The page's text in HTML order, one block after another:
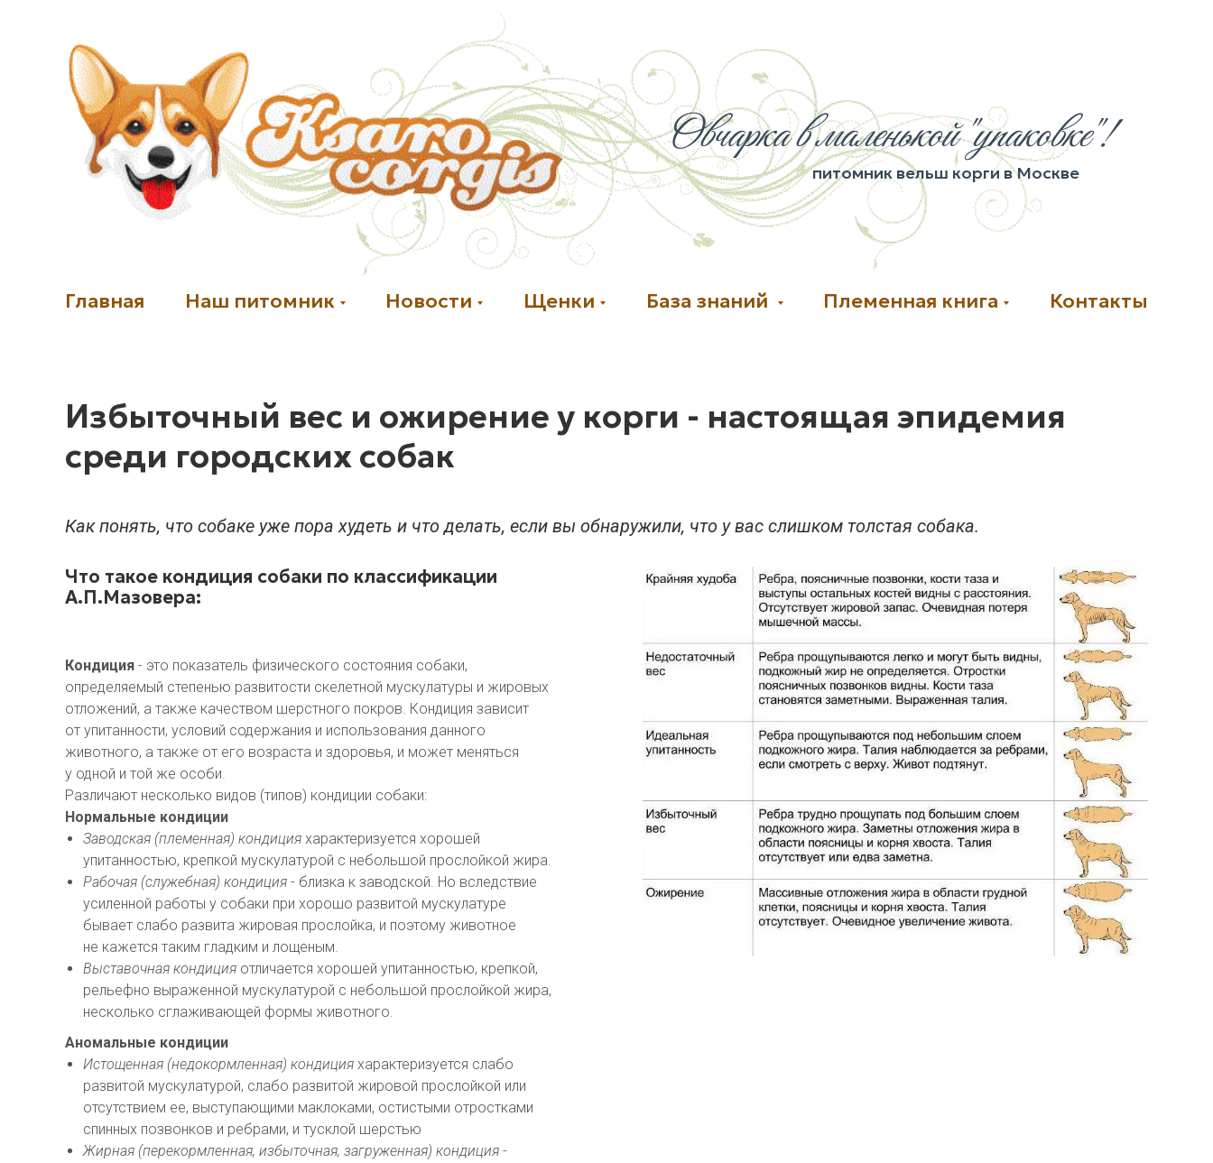
Овчарка в маленькой "упаковке"!
питомник вельш корги в Москве
Главная Наш питомник Новости Щенки База знаний Племенная книга Контакты
Избыточный вес и ожирение у корги - настоящая эпидемия
среди городских собак
Как понять, что собаке уже пора худеть и что делать, если вы обнаружили, что у вас слишком толстая собака.
Что такое кондиция собаки по классификации
А.П.Мазовера:
Кондиция - это показатель физического состояния собаки,
определяемый степенью развитости скелетной мускулатуры и жировых
отложений, а также качеством шерстного покров. Кондиция зависит
от упитанности, условий содержания и использования данного
животного, а также от его возраста и здоровья, и может меняться
у одной и той же особи.
Различают несколько видов (типов) кондиции собаки:
Нормальные кондиции
Заводская (племенная) кондиция характеризуется хорошей
упитанностью, крепкой мускулатурой с небольшой прослойкой жира.
Рабочая (служебная) кондиция - близка к заводской. Но вследствие
усиленной работы у собаки при хорошо развитой мускулатуре
бывает слабо развита жировая прослойка, и поэтому животное
не кажется таким гладким и лощеным.
Выставочная кондиция отличается хорошей упитанностью, крепкой,
рельефно выраженной мускулатурой с небольшой прослойкой жира,
несколько сглаживающей формы животного.
Аномальные кондиции
Истощенная (недокормленная) кондиция характеризуется слабо
развитой мускулатурой, слабо развитой жировой прослойкой или
отсутствием ее, выступающими маклоками, остистыми отростками
спинных позвонков и ребрами, и тусклой шерстью
Жирная (перекормленная, избыточная, загруженная) кондиция -